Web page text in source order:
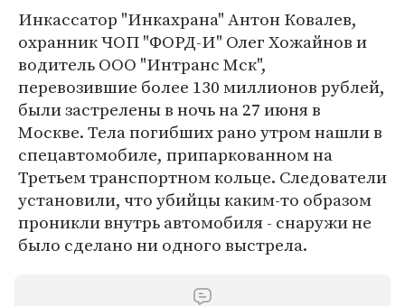
Инкассатор "Инкахрана" Антон Ковалев,
охранник ЧОП "ФОРД-И" Олег Хожайнов и
водитель ООО "Интранс Мск",
перевозившие более 130 миллионов рублей,
были застрелены в ночь на 27 июня в
Москве. Тела погибших рано утром нашли в
спецавтомобиле, припаркованном на
Третьем транспортном кольце. Следователи
установили, что убийцы каким-то образом
проникли внутрь автомобиля - снаружи не
было сделано ни одного выстрела.